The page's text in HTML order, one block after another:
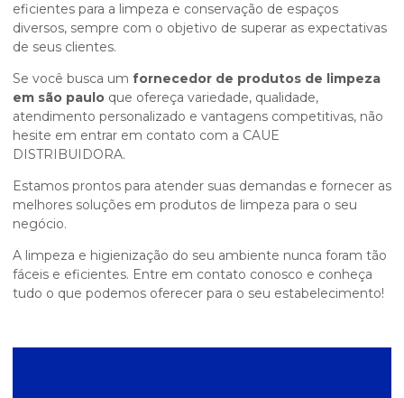
eficientes para a limpeza e conservação de espaços
diversos, sempre com o objetivo de superar as expectativas
de seus clientes.
Se você busca um fornecedor de produtos de limpeza
em são paulo que ofereça variedade, qualidade,
atendimento personalizado e vantagens competitivas, não
hesite em entrar em contato com a CAUE
DISTRIBUIDORA.
Estamos prontos para atender suas demandas e fornecer as
melhores soluções em produtos de limpeza para o seu
negócio.
A limpeza e higienização do seu ambiente nunca foram tão
fáceis e eficientes. Entre em contato conosco e conheça
tudo o que podemos oferecer para o seu estabelecimento!